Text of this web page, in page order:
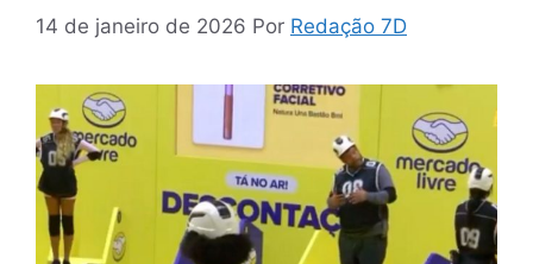
14 de janeiro de 2026 Por Redação 7D